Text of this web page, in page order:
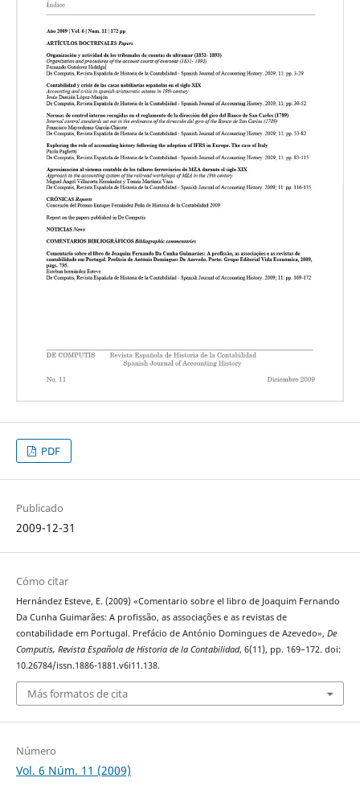
PDF
Publicado
2009-12-31
Cómo citar
Hernández Esteve, E. (2009) «Comentario sobre el libro de Joaquim Fernando
Da Cunha Guimarães: A profissão, as associações e as revistas de
contabilidade em Portugal. Prefácio de António Domingues de Azevedo», De
Computis, Revista Española de Historia de la Contabilidad, 6(11), pp. 169–172. doi:
10.26784/issn.1886-1881.v6i11.138.
Más formatos de cita
Número
Vol. 6 Núm. 11 (2009)